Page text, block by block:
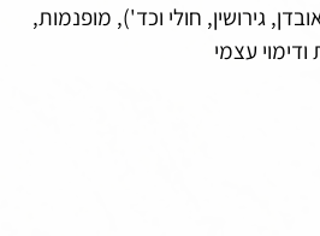
גירושין, חולי וכד'), מופנמות,
עצמי